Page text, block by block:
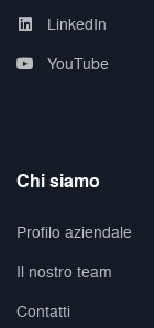
LinkedIn
YouTube
Chi siamo
Profilo aziendale
Il nostro team
Contatti